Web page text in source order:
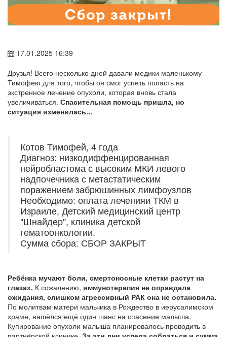
17.01.2025 16:39
Друзья! Всего несколько дней давали медики маленькому
Тимофею для того, чтобы он смог успеть попасть на
экстренное лечение опухоли, которая вновь стала
увеличиваться. Спасительная помощь пришла, но
ситуация изменилась...
Котов Тимофей, 4 года
Диагноз: низкодиффенцированная
нейробластома с высоким МКИ левого
надпочечника с метастатическим
поражением забрюшинных лимфоузлов
Необходимо: оплата леченияи ТКМ в
Израиле, Детский медицинский центр
"Шнайдер", клиника детской
гематоонкологии.
Сумма сбора: СБОР ЗАКРЫТ
Ребёнка мучают боли, смертоносные клетки растут на
глазах. К сожалению, иммунотерапия не оправдала
ожидания, слишком агрессивный РАК она не остановила.
По молитвам матери мальчика в Рождество в иерусалимском
храме, нашёлся ещё один шанс на спасение малыша.
Купирование опухоли малыша планировалось проводить в